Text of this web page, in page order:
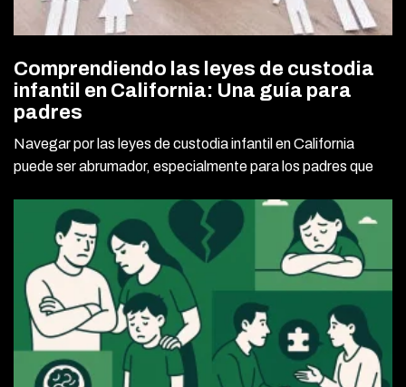
Comprendiendo las leyes de custodia
infantil en California: Una guía para
padres
Navegar por las leyes de custodia infantil en California
puede ser abrumador, especialmente para los padres que